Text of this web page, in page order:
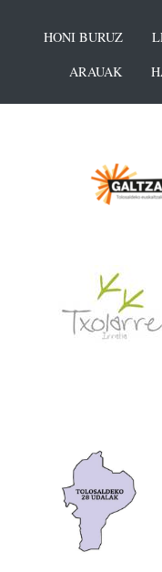
HONI BURUZ
ARAUAK